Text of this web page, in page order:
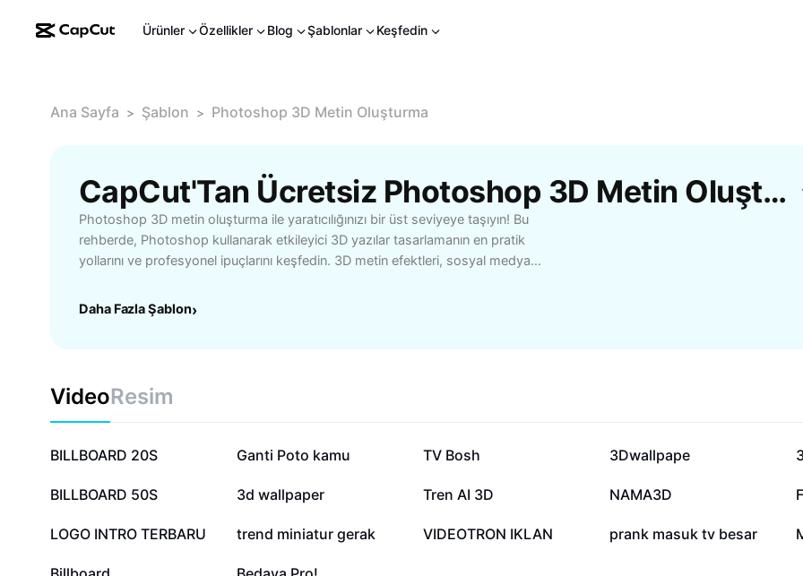
Ürünler Özellikler Blog Şablonlar Keşfedin
Ana Sayfa > Şablon > Photoshop 3D Metin Oluşturma
CapCut'Tan Ücretsiz Photoshop 3D Metin Oluşturma Şablonları
Photoshop 3D metin oluşturma ile yaratıcılığınızı bir üst seviyeye taşıyın! Bu
rehberde, Photoshop kullanarak etkileyici 3D yazılar tasarlamanın en pratik
yollarını ve profesyonel ipuçlarını keşfedin. 3D metin efektleri, sosyal medya
sonuçlar sunar. Katman efektleri, renk geçişleri ve gölgelendirme gibi
özelliklerle metinlerinize derinlik kazandırabilirsiniz. Güçlü araç seti sayesinde,
metin oluşturma sürecinde zamandan tasarruf edin. Markanızın veya
projenizin stiline uygun profesyonel sonuçlar için en yeni trendleri inceleyin.
Photoshop 3D metinle içeriklerinizi görsel olarak güçlendirin ve hedef
kitlenizin ilgisini çekin!
Daha Fazla Şablon›
VideoResim
850,3 B
BILLBOARD 20S 122,8 B
Ganti Poto kamu 103,2 B
TV Bosh 102,2 B
3Dwallpape
28 B
BILLBOARD 50S 14 B
3d wallpaper 13 B
Tren AI 3D 11,1 B
NAMA3D
6,6 B
LOGO INTRO TERBARU 4,4 B
trend miniatur gerak 1,3 B
VIDEOTRON IKLAN 1,2 B
prank masuk tv besar
317 260